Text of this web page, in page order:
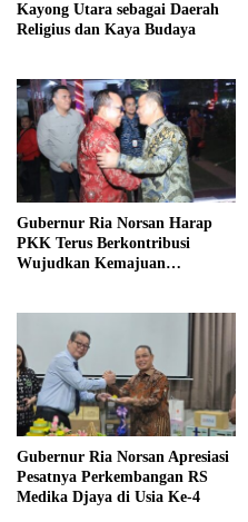
Kayong Utara sebagai Daerah
Religius dan Kaya Budaya
Gubernur Ria Norsan Harap
PKK Terus Berkontribusi
Wujudkan Kemajuan
Gubernur Ria Norsan Apresiasi
Pesatnya Perkembangan RS
Medika Djaya di Usia Ke-4